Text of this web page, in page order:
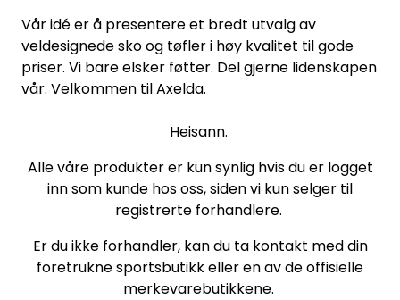
Vår idé er å presentere et bredt utvalg av
veldesignede sko og tøfler i høy kvalitet til gode
priser. Vi bare elsker føtter. Del gjerne lidenskapen
vår. Velkommen til Axelda.
Heisann.
Alle våre produkter er kun synlig hvis du er logget
inn som kunde hos oss, siden vi kun selger til
registrerte forhandlere.
Er du ikke forhandler, kan du ta kontakt med din
foretrukne sportsbutikk eller en av de offisielle
merkevarebutikkene.